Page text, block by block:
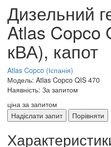
Дизельний
Atlas Copco
кВА), капот
Atlas Copco (Іспанія)
Модель: Atlas Copco QIS 470
Наявність: За запитом
ціна за запитом
Надіслати запит
Порівняти